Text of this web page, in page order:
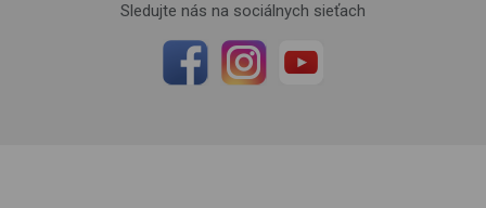
Sledujte nás na sociálnych sieťach